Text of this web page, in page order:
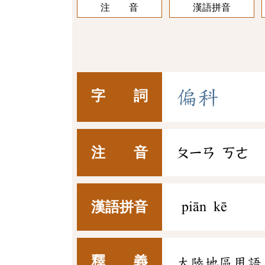
注 音 漢語拼音
字 詞 偏科
注 音 ㄆㄧㄢ ㄎㄜ
漢語拼音 piān kē
釋 義